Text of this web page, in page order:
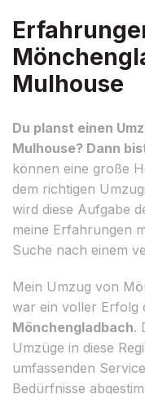
Mulhouse
Du planst einen
Mulhouse? Dann
können eine große
dem richtigen
wird diese Aufgabe
meine Erfahrungen
Suche nach einem
Mein Umzug von
war ein voller Erfolg
Mönchengladbach.
Umzüge in diese
umfassenden
Bedürfnisse